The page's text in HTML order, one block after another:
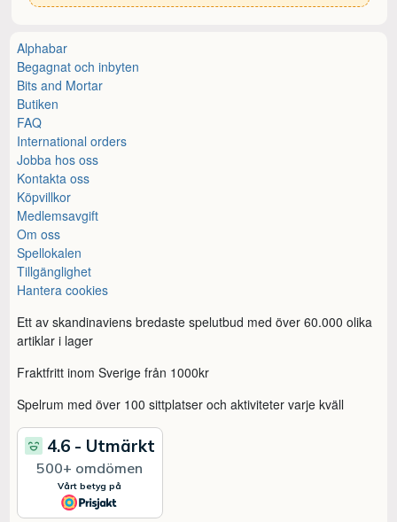
Alphabar
Begagnat och inbyten
Bits and Mortar
Butiken
FAQ
International orders
Jobba hos oss
Kontakta oss
Köpvillkor
Medlemsavgift
Om oss
Spellokalen
Tillgänglighet
Hantera cookies
Ett av skandinaviens bredaste spelutbud med över 60.000 olika
artiklar i lager
Fraktfritt inom Sverige från 1000kr
Spelrum med över 100 sittplatser och aktiviteter varje kväll